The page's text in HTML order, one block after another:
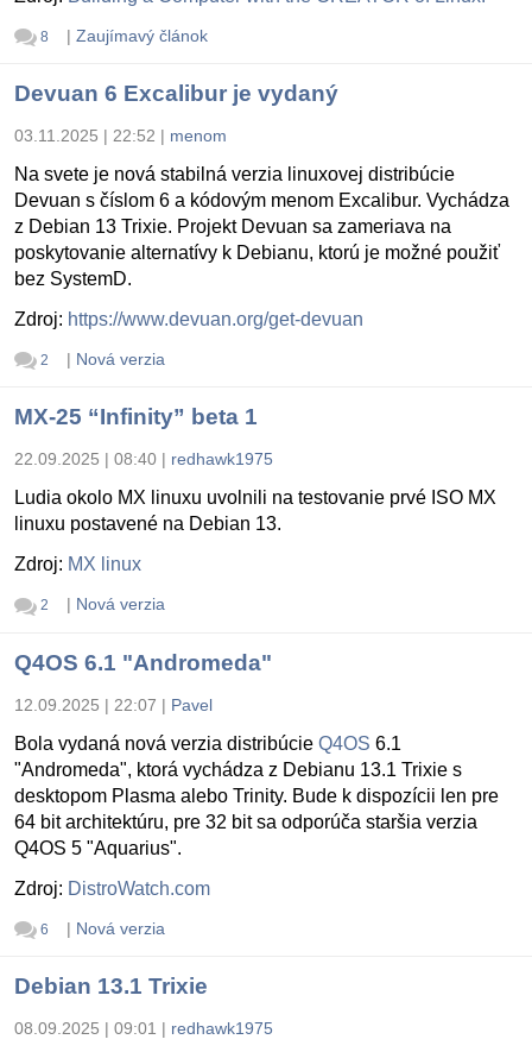
8 | Zaujímavý článok
Devuan 6 Excalibur je vydaný
03.11.2025 | 22:52 | menom
Na svete je nová stabilná verzia linuxovej distribúcie
Devuan s číslom 6 a kódovým menom Excalibur. Vychádza
z Debian 13 Trixie. Projekt Devuan sa zameriava na
poskytovanie alternatívy k Debianu, ktorú je možné použiť
bez SystemD.
Zdroj: https://www.devuan.org/get-devuan
2 | Nová verzia
MX-25 “Infinity” beta 1
22.09.2025 | 08:40 | redhawk1975
Ludia okolo MX linuxu uvolnili na testovanie prvé ISO MX
linuxu postavené na Debian 13.
Zdroj: MX linux
2 | Nová verzia
Q4OS 6.1 "Andromeda"
12.09.2025 | 22:07 | Pavel
Bola vydaná nová verzia distribúcie Q4OS 6.1
"Andromeda", ktorá vychádza z Debianu 13.1 Trixie s
desktopom Plasma alebo Trinity. Bude k dispozícii len pre
64 bit architektúru, pre 32 bit sa odporúča staršia verzia
Q4OS 5 "Aquarius".
Zdroj: DistroWatch.com
6 | Nová verzia
Debian 13.1 Trixie
08.09.2025 | 09:01 | redhawk1975